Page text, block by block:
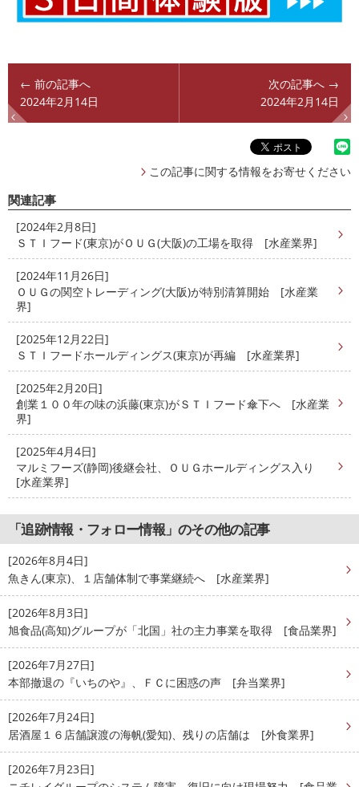
← 前の記事へ
2024年2月14日
次の記事へ →
2024年2月14日
この記事に関する情報をお寄せください
関連記事
[2024年2月8日]
ＳＴＩフード(東京)がＯＵＧ(大阪)の工場を取得 [水産業界]
[2024年11月26日]
ＯＵＧの関空トレーディング(大阪)が特別清算開始 [水産業
界]
[2025年12月22日]
ＳＴＩフードホールディングス(東京)が再編 [水産業界]
[2025年2月20日]
創業１００年の味の浜藤(東京)がＳＴＩフード傘下へ [水産業
界]
[2025年4月4日]
マルミフーズ(静岡)後継会社、ＯＵＧホールディングス入り
[水産業界]
「追跡情報・フォロー情報」のその他の記事
[2026年8月4日]
魚きん(東京)、１店舗体制で事業継続へ [水産業界]
[2026年8月3日]
旭食品(高知)グループが「北国」社の主力事業を取得 [食品業界]
[2026年7月27日]
本部撤退の『いちのや』、ＦＣに困惑の声 [弁当業界]
[2026年7月24日]
居酒屋１６店舗譲渡の海帆(愛知)、残りの店舗は [外食業界]
[2026年7月23日]